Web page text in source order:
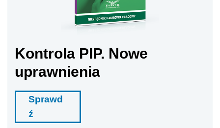
Kontrola PIP. Nowe
uprawnienia
Sprawd
ź